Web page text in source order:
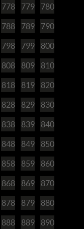
778 779 780
788 789 790
798 799 800
808 809 810
818 819 820
828 829 830
838 839 840
848 849 850
858 859 860
868 869 870
878 879 880
888 889 890